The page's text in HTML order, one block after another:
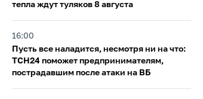
тепла ждут туляков 8 августа
16:00
Пусть все наладится, несмотря ни на что:
ТСН24 поможет предпринимателям,
пострадавшим после атаки на ВБ